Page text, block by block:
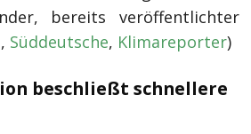
bereits veröffentlichter
, Süddeutsche, Klimareporter)
beschließt schnellere